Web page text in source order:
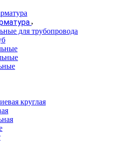
для трубопровода
круглая